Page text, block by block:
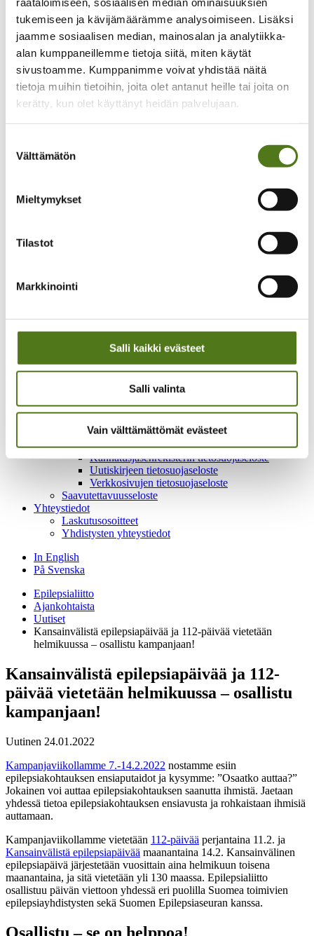
tukemiseen ja kävijämäärämme analysoimiseen. Lisäksi
jaamme sosiaalisen median, mainosalan ja analytiikka-
alan kumppaneillemme tietoja siitä, miten käytät
sivustoamme. Kumppanimme voivat yhdistää näitä
tietoja muihin tietoihin, joita olet antanut heille tai joita on
kerätty, kun olet käyttänyt heidän palvelujaan.
valinta
Välttämätön
Mieltymykset
Tilastot
Markkinointi
Salli kaikki evästeet
Salli valinta
Vain välttämättömät evästeet
Säännöt ja päätöksenteko
Liittokokous 2026
Epilepsialiitto ry säännöt
Hallitus
Vaikuttaminen ja yhteistyö
Kansallinen vaikuttaminen
Vaikean epilepsian diagnostiikan ja hoidon
kansallinen koordinaatio
Yhteistyöverkostot
Historia
Historiamateriaalia
Tietosuojaselosteet
Webropol kysely- ja raportointisovelluksella
tehtyjen kyselyiden tietosuojaseloste
Epilepsialehden tietosuojaseloste
Koulutus- ja tapahtumarekisterin tietosuojaseloste
Kurssien tietosuojaseloste
Kannatusjäsenrekisterin tietosuojaseloste
Uutiskirjeen tietosuojaseloste
Verkkosivujen tietosuojaseloste
Saavutettavuusseloste
Yhteystiedot
Laskutusosoitteet
Yhdistysten yhteystiedot
In English
På Svenska
Epilepsialiitto
Ajankohtaista
Uutiset
Kansainvälistä epilepsiapäivää ja 112-päivää vietetään
helmikuussa – osallistu kampanjaan!
Kansainvälistä epilepsiapäivää ja 112-
päivää vietetään helmikuussa – osallistu
kampanjaan!
Uutinen 24.01.2022
Kampanjaviikollamme 7.-14.2.2022 nostamme esiin
epilepsiakohtauksen ensiaputaidot ja kysymme: ”Osaatko auttaa?”
Jokainen voi auttaa epilepsiakohtauksen saanutta ihmistä. Jaetaan
yhdessä tietoa epilepsiakohtauksen ensiavusta ja rohkaistaan ihmisiä
auttamaan.
Kampanjaviikollamme vietetään 112-päivää perjantaina 11.2. ja
Kansainvälistä epilepsiapäivää maanantaina 14.2. Kansainvälinen
epilepsiapäivä järjestetään vuosittain aina helmikuun toisena
maanantaina, ja sitä vietetään yli 130 maassa. Epilepsialiitto
osallistuu päivän viettoon yhdessä eri puolilla Suomea toimivien
epilepsiayhdistysten sekä Suomen Epilepsiaseuran kanssa.
Osallistu – se on helppoa!